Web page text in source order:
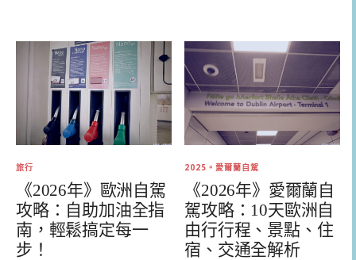
旅行
《2026年》歐洲自駕
攻略：自助加油全指
南，輕鬆搞定每一
步！
2025。愛爾蘭自駕
《2026年》愛爾蘭自
駕攻略：10天歐洲自
由行行程、景點、住
宿、交通全解析